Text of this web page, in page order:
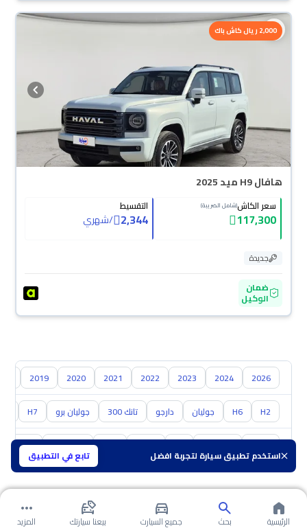
استخدم تطبيق سيارة لتجربة افضل تابع في التطبيق
2,000 ريال كاش باك
محجوزة
هافال H9 ميد 2025
سعر الكاش(شامل الضريبة)
117,300
التقسيط
2,344
/شهري
جديدة
ضمان
الوكيل
2026
2024
2023
2022
2021
2020
2019
H2
H6 جوليان دارجو تانك 300 جوليان برو H7
سوزوكي GAC
الرئيسية بحث جميع السيارت بيعنا سيارتك المزيد